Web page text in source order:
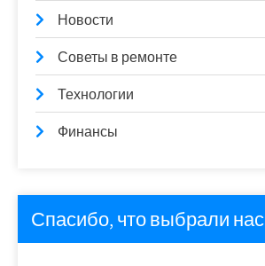
Новости
Советы в ремонте
Технологии
Финансы
Спасибо, что выбрали нас